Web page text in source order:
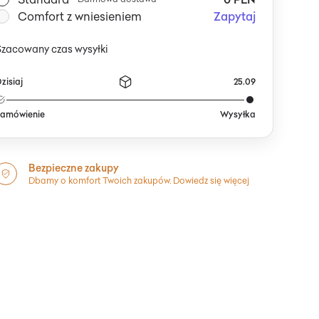
Comfort z wniesieniem
Zapytaj
czas wysyłki
25.09
Wysyłka
Bezpieczne zakupy
Dbamy o komfort Twoich zakupów. Dowiedz się więcej